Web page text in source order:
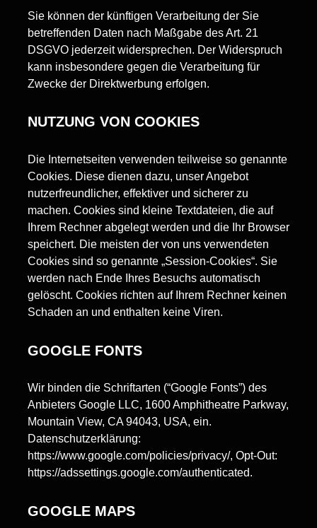
Sie können der künftigen Verarbeitung der Sie
betreffenden Daten nach Maßgabe des Art. 21
DSGVO jederzeit widersprechen. Der Widerspruch
kann insbesondere gegen die Verarbeitung für
Zwecke der Direktwerbung erfolgen.
NUTZUNG VON COOKIES
Die Internetseiten verwenden teilweise so genannte
Cookies. Diese dienen dazu, unser Angebot
nutzerfreundlicher, effektiver und sicherer zu
machen. Cookies sind kleine Textdateien, die auf
Ihrem Rechner abgelegt werden und die Ihr Browser
speichert. Die meisten der von uns verwendeten
Cookies sind so genannte „Session-Cookies“. Sie
werden nach Ende Ihres Besuchs automatisch
gelöscht. Cookies richten auf Ihrem Rechner keinen
Schaden an und enthalten keine Viren.
GOOGLE FONTS
Wir binden die Schriftarten (“Google Fonts”) des
Anbieters Google LLC, 1600 Amphitheatre Parkway,
Mountain View, CA 94043, USA, ein.
Datenschutzerklärung:
https://www.google.com/policies/privacy/, Opt-Out:
https://adssettings.google.com/authenticated.
GOOGLE MAPS